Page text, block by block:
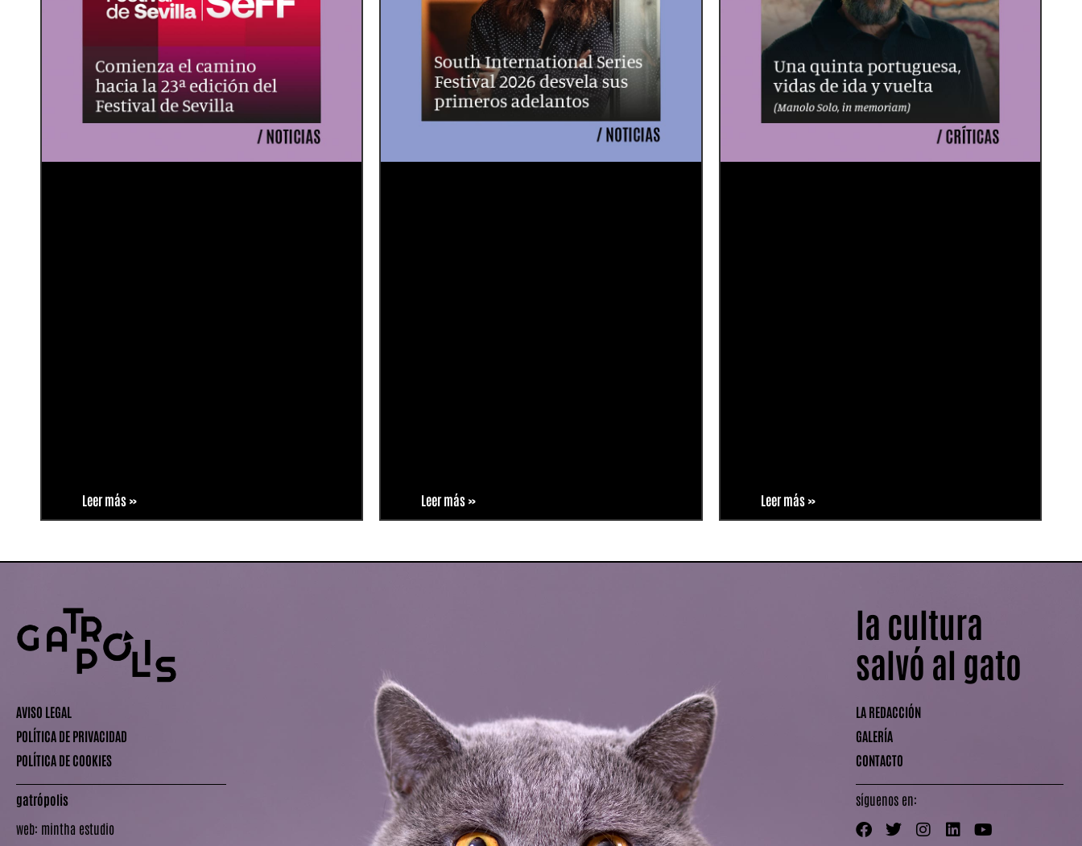
Leer más » Leer más » Leer más »
AVISO LEGAL
POLÍTICA DE PRIVACIDAD
POLÍTICA DE COOKIES
gatrópolis
web: mintha estudio
la cultura
salvó al gato
LA REDACCIÓN
GALERÍA
CONTACTO
síguenos en: